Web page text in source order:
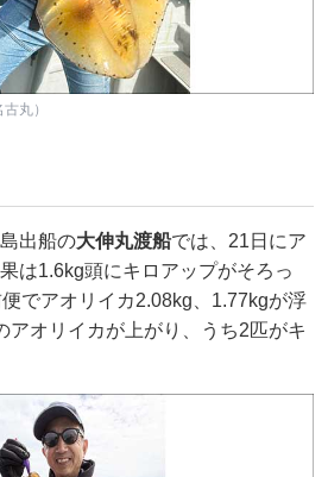
丸）
出船の大伸丸渡船では、21日にア
は1.6kg頭にキロアップがそろっ
でアオリイカ2.08kg、1.77kgが浮
アオリイカが上がり、うち2匹がキ